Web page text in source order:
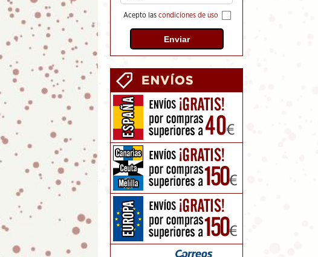
Acepto las condiciones de uso